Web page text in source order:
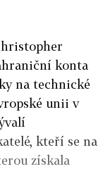
konta
na technické
unii v
kteří se na
získala